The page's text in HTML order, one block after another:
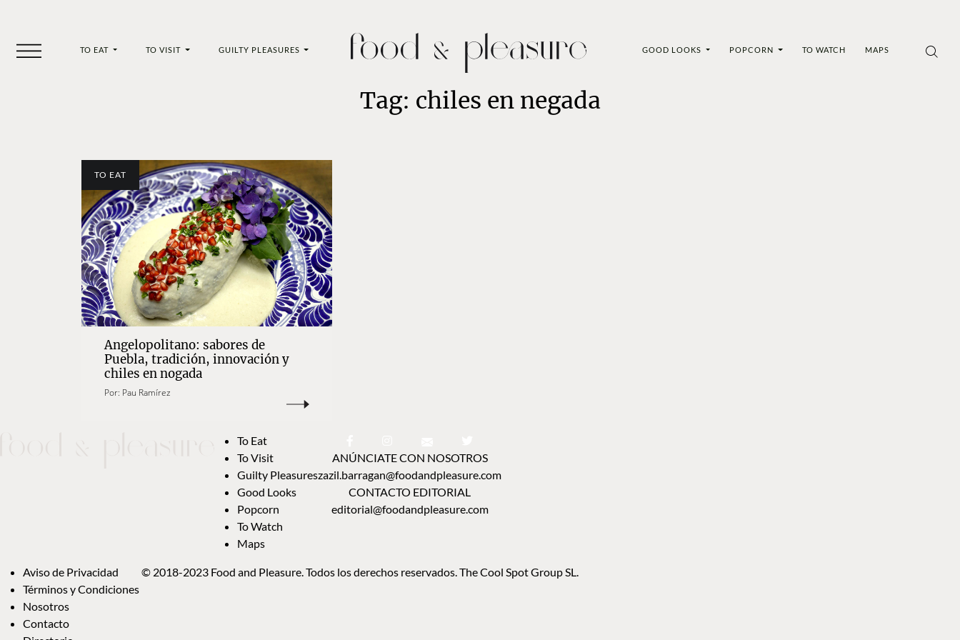
TO EAT TO VISIT GUILTY PLEASURES GOOD LOOKS POPCORN TO WATCH MAPS
Tag: chiles en negada
TO EAT
Angelopolitano: sabores de
Puebla, tradición, innovación y
chiles en nogada
Por: Pau Ramírez
To Eat
To Visit
Guilty Pleasures
Good Looks
Popcorn
To Watch
Maps
ANÚNCIATE CON NOSOTROS
zazil.barragan@foodandpleasure.com
CONTACTO EDITORIAL
editorial@foodandpleasure.com
Aviso de Privacidad
Términos y Condiciones
Nosotros
Contacto
© 2018-2023 Food and Pleasure. Todos los derechos reservados. The Cool Spot Group SL.